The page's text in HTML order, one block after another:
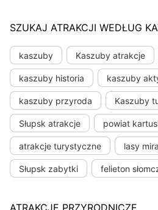
SZUKAJ ATRAKCJI WEDŁUG
kaszuby Kaszuby atrakcje
kaszuby historia kaszuby
kaszuby przyroda Kaszuby
Słupsk atrakcje powiat
atrakcje turystyczne lasy
Słupsk zabytki felieton